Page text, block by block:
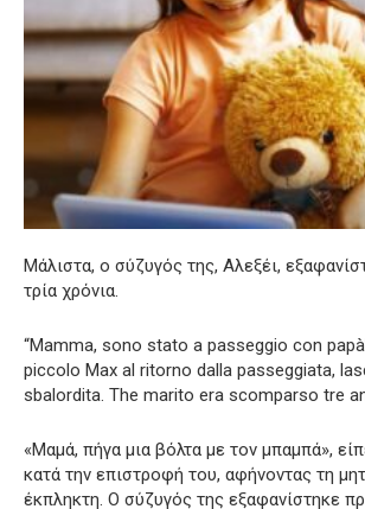
Μάλιστα, ο σύζυγός της, Αλεξέι,
τρία χρόνια.
“Mamma, sono stato a passeggio con
piccolo Max al ritorno dalla passeggiata,
sbalordita. The marito era scomparso tre
«Μαμά, πήγα μια βόλτα με τον μπαμπά»,
κατά την επιστροφή του, αφήνοντας τη
έκπληκτη. Ο σύζυγός της εξαφανίστηκε